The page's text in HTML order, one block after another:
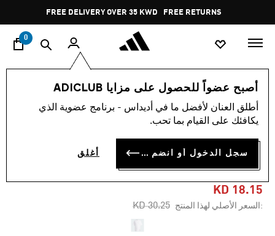
Pause
promotion
rotation
FREE DELIVERY OVER 35 KWD FREE RETURNS
0
أصبح عضواً للحصول على مزايا ADICLUB
أطلق العنان لأفضل ما في أديداس - برنامج عضوية الذي
يكافئك على القيام بما تحب.
سجل الدخول أو انضم الآن أغلق
النساء ملابس
-40%
تيشيرت ADIDAS BY STELLA
MCCARTNEY LOGO
KD 18.15
:السعر الأصلي لهذا المنتج Price reduced from
KD 30.25
to